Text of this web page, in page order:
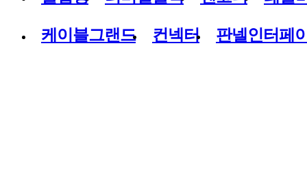
케이블그랜드 컨넥터 판넬인터페